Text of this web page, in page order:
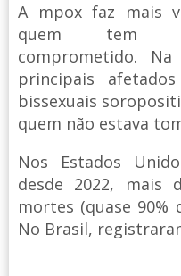
A mpox faz mais
quem tem
comprometido.
principais
bissexuais
quem não estava
Nos Estados
desde 2022, mais
mortes (quase 90%
No Brasil,